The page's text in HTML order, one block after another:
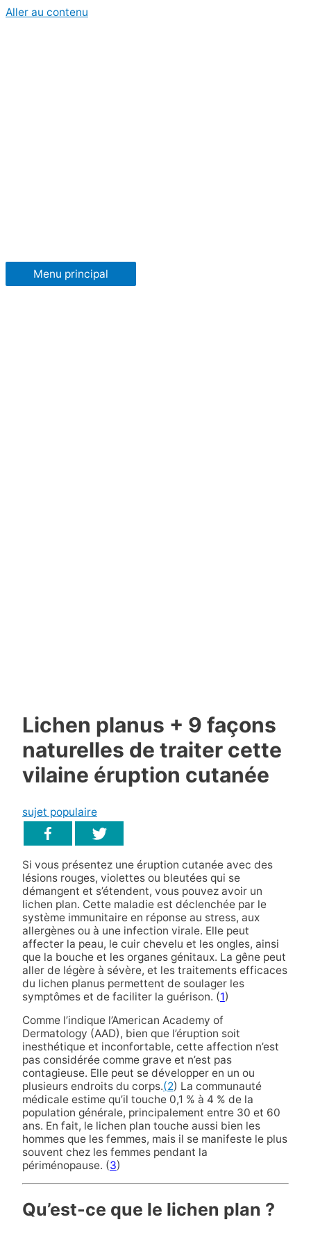
Aller au contenu
Menu principal
Lichen planus + 9 façons
naturelles de traiter cette
vilaine éruption cutanée
sujet populaire
Si vous présentez une éruption cutanée avec des
lésions rouges, violettes ou bleutées qui se
démangent et s’étendent, vous pouvez avoir un
lichen plan. Cette maladie est déclenchée par le
système immunitaire en réponse au stress, aux
allergènes ou à une infection virale. Elle peut
affecter la peau, le cuir chevelu et les ongles, ainsi
que la bouche et les organes génitaux. La gêne peut
aller de légère à sévère, et les traitements efficaces
du lichen planus permettent de soulager les
symptômes et de faciliter la guérison. (1)
Comme l’indique l’American Academy of
Dermatology (AAD), bien que l’éruption soit
inesthétique et inconfortable, cette affection n’est
pas considérée comme grave et n’est pas
contagieuse. Elle peut se développer en un ou
plusieurs endroits du corps.(2) La communauté
médicale estime qu’il touche 0,1 % à 4 % de la
population générale, principalement entre 30 et 60
ans. En fait, le lichen plan touche aussi bien les
hommes que les femmes, mais il se manifeste le plus
souvent chez les femmes pendant la
périménopause. (3)
Qu’est-ce que le lichen plan ?